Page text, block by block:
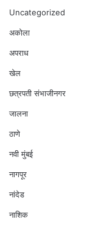
Uncategorized
अकोला
अपराध
खेल
छत्रपती संभाजीनगर
जालना
ठाणे
नवी मुंबई
नागपूर
नांदेड
नाशिक